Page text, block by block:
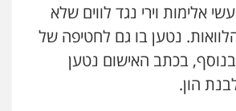
אלימות וירי נגד לווים שלא
נטען בו גם לחטיפה של
בכתב האישום נטען
הון.